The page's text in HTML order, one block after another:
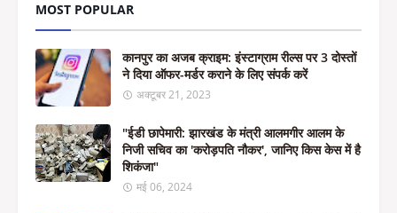
MOST POPULAR
कानपुर का अजब क्राइम: इंस्टाग्राम रील्स पर 3 दोस्तों
ने दिया ऑफर-मर्डर कराने के लिए संपर्क करें
अक्टूबर 21, 2023
"ईडी छापेमारी: झारखंड के मंत्री आलमगीर आलम के
निजी सचिव का 'करोड़पति नौकर', जानिए किस केस में है
शिकंजा"
मई 06, 2024